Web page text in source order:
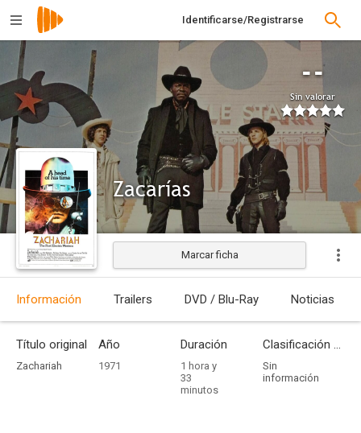
Identificarse/Registrarse
--
Sin valorar
Zacarías
Estrenada
Marcar ficha
Información Trailers DVD / Blu-Ray Noticias
Título original
Zachariah
Año
1971
Duración
1 hora y
33
minutos
Clasificación por edades
Sin
información